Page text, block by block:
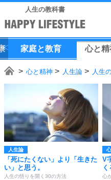
人生の教科書
家庭と教育 心と精
心と精神 人生論 人生
人生論
「死にたくない」より「生きた
い」と思う。
人生の悟りを開く30の方法
V
く
心